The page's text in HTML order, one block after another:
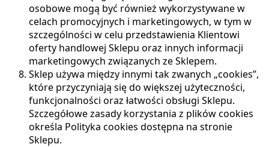
osobowe mogą być również wykorzystywane w
celach promocyjnych i marketingowych, w tym w
szczególności w celu przedstawienia Klientowi
oferty handlowej Sklepu oraz innych informacji
marketingowych związanych ze Sklepem.
Sklep używa między innymi tak zwanych „cookies”,
które przyczyniają się do większej użyteczności,
funkcjonalności oraz łatwości obsługi Sklepu.
Szczegółowe zasady korzystania z plików cookies
określa Polityka cookies dostępna na stronie
Sklepu.